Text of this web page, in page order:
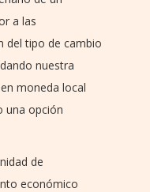
a las
del tipo de cambio
nuestra
moneda local
una opción
de
económico